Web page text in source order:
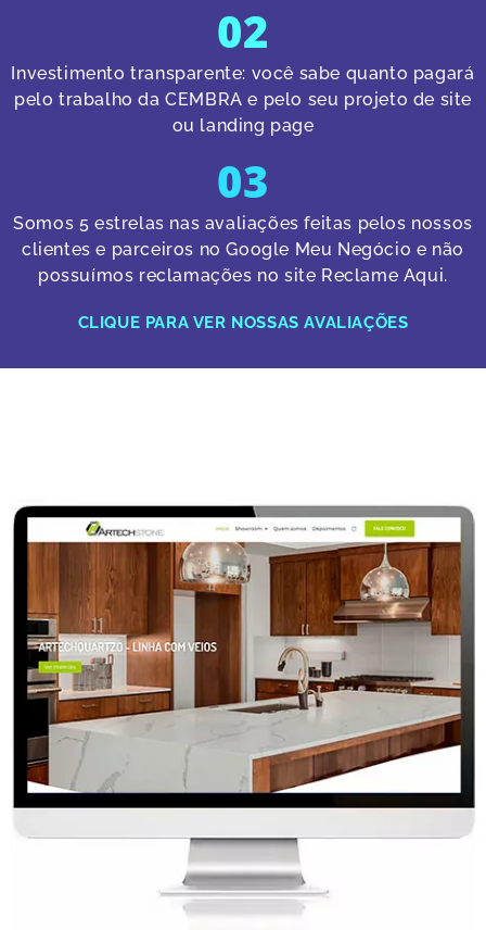
02
Investimento transparente: você sabe quanto pagará
pelo trabalho da CEMBRA e pelo seu projeto de site
ou landing page
03
Somos 5 estrelas nas avaliações feitas pelos nossos
clientes e parceiros no Google Meu Negócio e não
possuímos reclamações no site Reclame Aqui.
CLIQUE PARA VER NOSSAS AVALIAÇÕES